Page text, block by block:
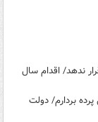
ندهد/ اقدام سال
بردارم/ دولت